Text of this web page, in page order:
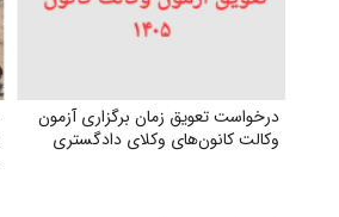
درخواست تعویق زمان برگزاری آزمون
وکالت کانون‌های وکلای دادگستری